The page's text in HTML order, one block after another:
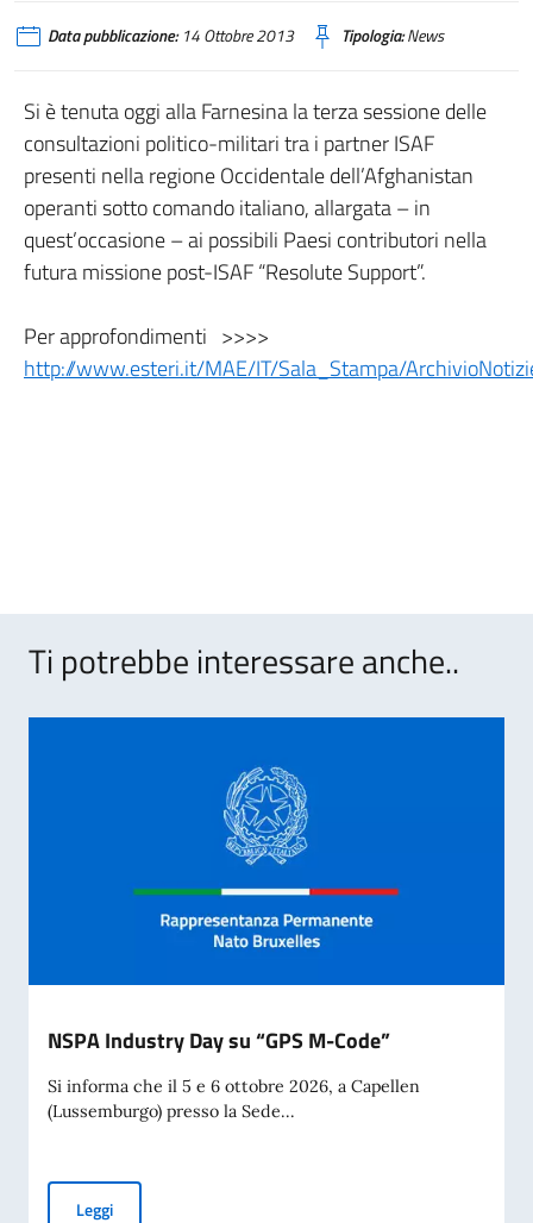
Data pubblicazione:14 Ottobre 2013 Tipologia:News
Si è tenuta oggi alla Farnesina la terza sessione delle
consultazioni politico-militari tra i partner ISAF
presenti nella regione Occidentale dell’Afghanistan
operanti sotto comando italiano, allargata – in
quest’occasione – ai possibili Paesi contributori nella
futura missione post-ISAF “Resolute Support”.
Per approfondimenti >>>>
http://www.esteri.it/MAE/IT/Sala_Stampa/
Ti potrebbe interessare anche..
NSPA Industry Day su “GPS M-Code”
Si informa che il 5 e 6 ottobre 2026, a Capellen
(Lussemburgo) presso la Sede...
LeggiNSPA Industry Day su “GPS M-Code”